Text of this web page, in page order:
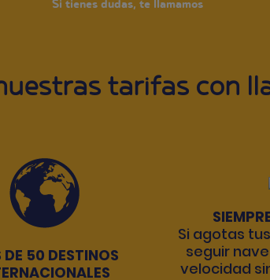
Si tienes dudas, te llamamos
tarifas con
DE 50 DESTINOS
Si agotas
seguir
velocidad